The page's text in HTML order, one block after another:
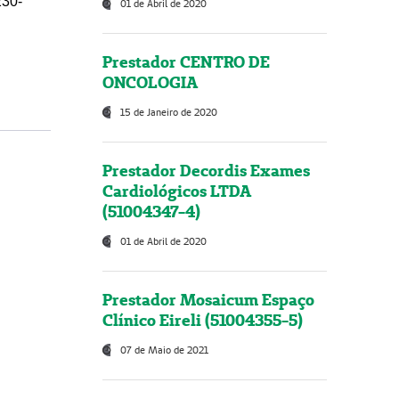
01 de Abril de 2020
Prestador CENTRO DE
ONCOLOGIA
15 de Janeiro de 2020
Prestador Decordis Exames
Cardiológicos LTDA
(51004347-4)
01 de Abril de 2020
Prestador Mosaicum Espaço
Clínico Eireli (51004355-5)
07 de Maio de 2021